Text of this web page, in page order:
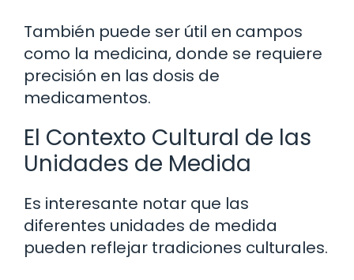
También puede ser útil en campos
como la medicina, donde se requiere
precisión en las dosis de
medicamentos.
El Contexto Cultural de las
Unidades de Medida
Es interesante notar que las
diferentes unidades de medida
pueden reflejar tradiciones culturales.